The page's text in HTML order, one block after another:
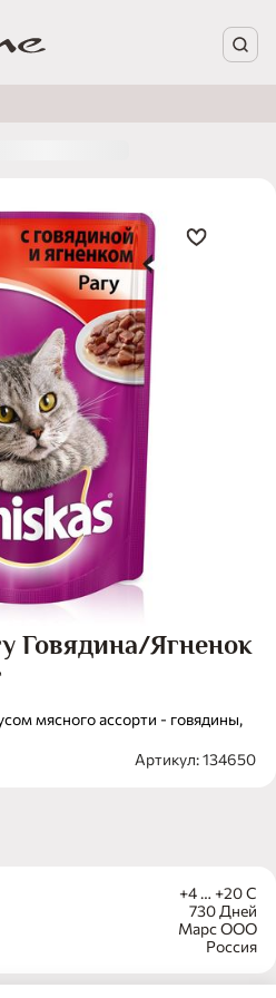
Говядина/Ягненок
мясного ассорти - говядины,
Артикул: 134650
+4 … +20 С
730 Дней
Марс ООО
Россия